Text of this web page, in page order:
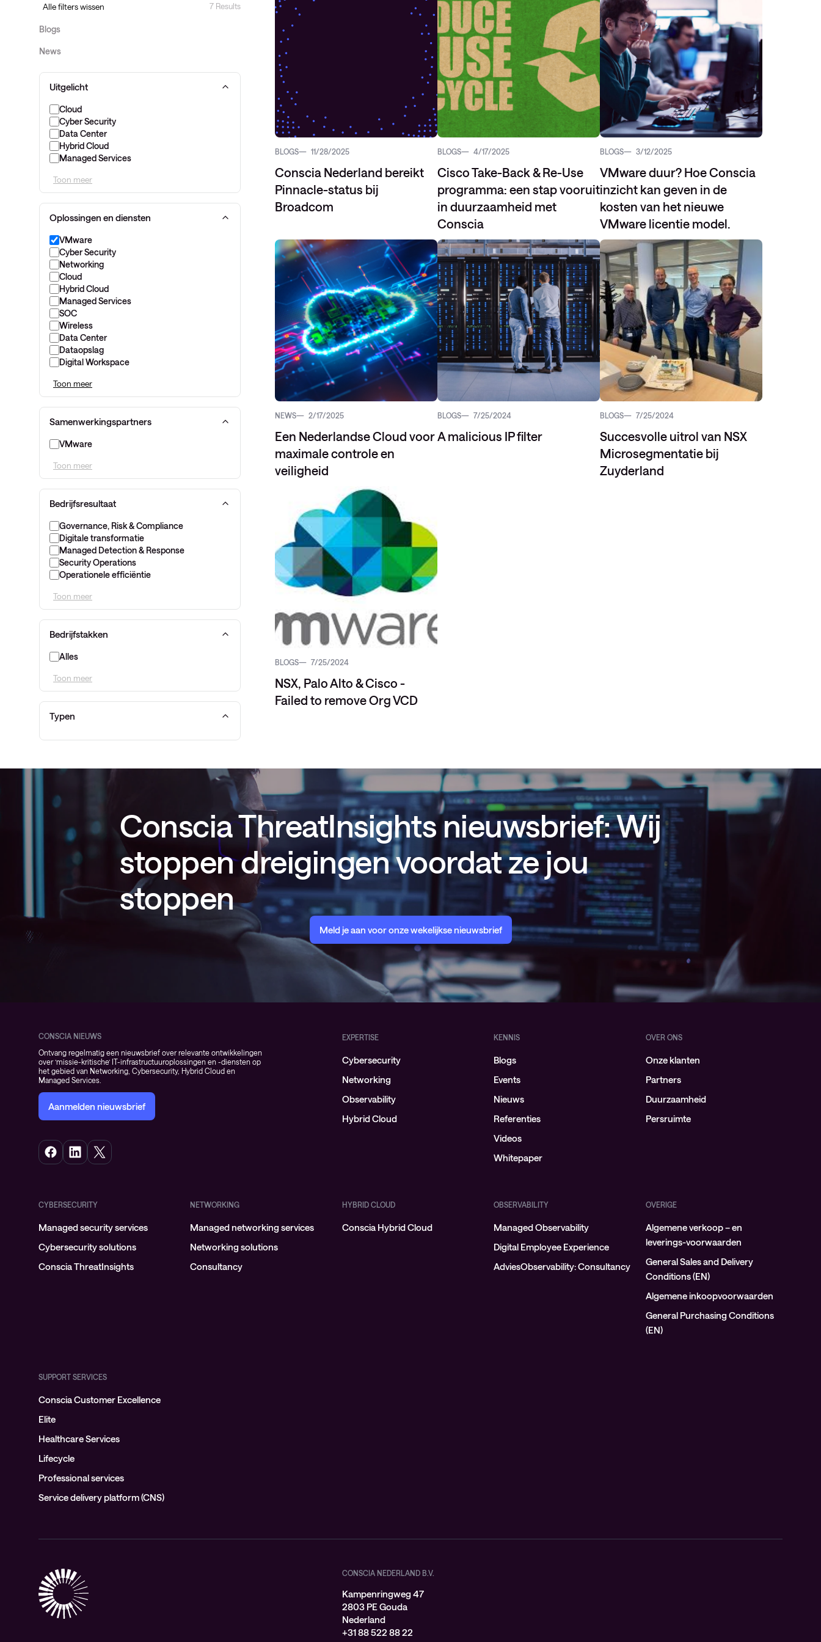
7 Results
Alle filters wissen
Blogs
News
Uitgelicht
Cloud
Cyber Security
Data Center
Hybrid Cloud
Managed Services
Toon meer
Oplossingen en diensten
VMware
Cyber Security
Networking
Cloud
Hybrid Cloud
Managed Services
SOC
Wireless
Data Center
Dataopslag
Digital Workspace
Toon meer
Samenwerkingspartners
VMware
Toon meer
Bedrijfsresultaat
Governance, Risk & Compliance
Digitale transformatie
Managed Detection & Response
Security Operations
Operationele efficiëntie
Toon meer
Bedrijfstakken
Alles
Toon meer
Typen
BLOGS 11/28/2025
Conscia Nederland bereikt
Pinnacle-status bij
Broadcom
BLOGS 4/17/2025
Cisco Take-Back & Re-Use
programma: een stap vooruit
in duurzaamheid met
Conscia
BLOGS 3/12/2025
VMware duur? Hoe Conscia
inzicht kan geven in de
kosten van het nieuwe
VMware licentie model.
NEWS 2/17/2025
Een Nederlandse Cloud voor
maximale controle en
veiligheid
BLOGS 7/25/2024
A malicious IP filter
BLOGS 7/25/2024
Succesvolle uitrol van NSX
Microsegmentatie bij
Zuyderland
BLOGS 7/25/2024
NSX, Palo Alto & Cisco -
Failed to remove Org VCD
Conscia ThreatInsights nieuwsbrief: Wij
stoppen dreigingen voordat ze jou
stoppen
Meld je aan voor onze wekelijkse nieuwsbrief
CONSCIA NIEUWS
Ontvang regelmatig een nieuwsbrief over relevante ontwikkelingen
over ‘missie-kritische’ IT-infrastructuuroplossingen en -diensten op
het gebied van Networking, Cybersecurity, Hybrid Cloud en
Managed Services.
Aanmelden nieuwsbrief
EXPERTISE
Cybersecurity
Networking
Observability
Hybrid Cloud
KENNIS
Blogs
Events
Nieuws
Referenties
Videos
Whitepaper
OVER ONS
Onze klanten
Partners
Duurzaamheid
Persruimte
CYBERSECURITY
Managed security services
Cybersecurity solutions
Conscia ThreatInsights
NETWORKING
Managed networking services
Networking solutions
Consultancy
HYBRID CLOUD
Conscia Hybrid Cloud
OBSERVABILITY
Managed Observability
Digital Employee Experience
AdviesObservability: Consultancy
OVERIGE
Algemene verkoop – en
leverings-voorwaarden
General Sales and Delivery
Conditions (EN)
Algemene inkoopvoorwaarden
General Purchasing Conditions
(EN)
SUPPORT SERVICES
Conscia Customer Excellence
Elite
Healthcare Services
Lifecycle
Professional services
Service delivery platform (CNS)
CONSCIA NEDERLAND B.V.
Kampenringweg 47
2803 PE Gouda
Nederland
+31 88 522 88 22